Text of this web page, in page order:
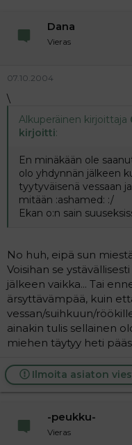
Dana
Vieras
07.10.2004
\
Alkuperäinen kirjoittaja
kirjoitti:
En minäkään ole
olo yhdynnän jälkeen
tyytyväisenä vessaan
mitään :ashamed: :/
Ekan o:n sain
No huh, eipä sun
Voisihan se
jälkeen vaikka... Tai
ärsyttävämpää, kuin
vessan/suihkuun/
ainakin tulis sellainen
miehen täytyy heti
Ilmoita asiaton
-peukku-
Vieras